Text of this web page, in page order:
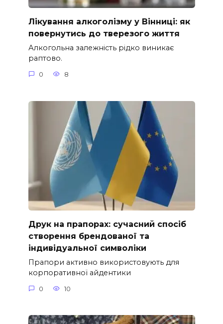
Лікування алкоголізму у Вінниці: як
повернутись до тверезого життя
Алкогольна залежність рідко виникає
раптово.
0 8
Друк на прапорах: сучасний спосіб
створення брендованої та
індивідуальної символіки
Прапори активно використовують для
корпоративної айдентики
0 10